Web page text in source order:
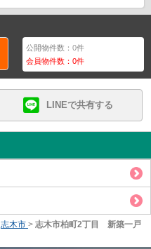
公開物件数：0件
会員物件数：0件
LINEで共有する
志木市 > 志木市柏町2丁目 新築一戸